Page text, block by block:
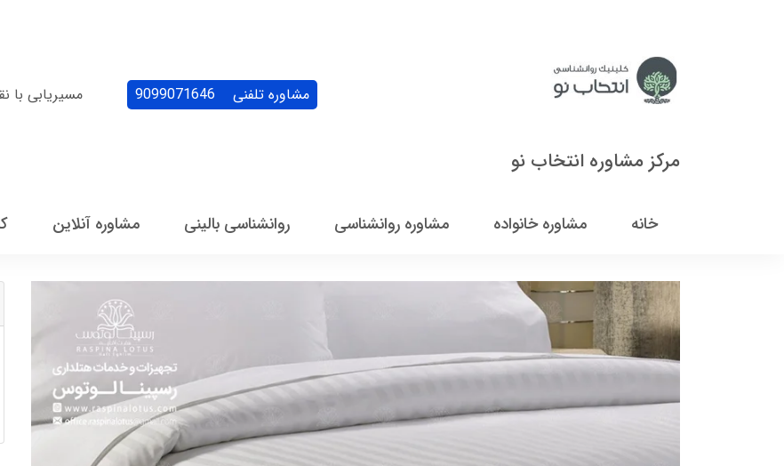
مرکز مشاوره انتخاب نو
مشاوره تلفنی 9099071646 مسیریابی با
خانه مشاوره خانواده مشاوره روانشناسی روانشناسی بالینی مشاوره آنلاین